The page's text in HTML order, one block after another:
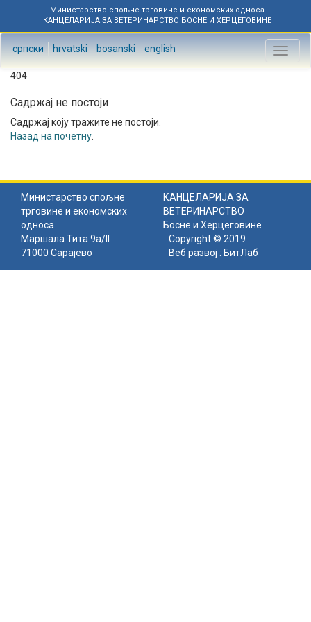
Министарство спољне трговине и економских односа
КАНЦЕЛАРИЈА ЗА ВЕТЕРИНАРСТВО БОСНЕ И ХЕРЦЕГОВИНЕ
српски hrvatski bosanski english
Toggle
404
Садржај не постоји
Садржај коју тражите не постоји.
Назад на почетну
Министарство спољне
трговине и економских
односа
КАНЦЕЛАРИЈА ЗА
ВЕТЕРИНАРСТВО
Босне и Херцеговине
Маршала Тита 9а/II
71000 Сарајево
Copyright © 2019
Веб развој : БитЛаб